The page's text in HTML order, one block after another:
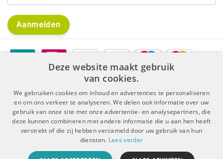
Aanmelden
Algemene voorwaarden | Disclaimer & Privacy Protocol |
Sitemap | RSS Feed
© Copyright 2026 - De Boer Dental | Realisatie
Deze website maakt gebruik
van cookies.
We gebruiken cookies om inhoud en advertenties te personaliseren
en om ons verkeer te analyseren. We delen ook informatie over uw
gebruik van onze site met onze advertentie- en analysepartners, die
deze kunnen combineren met andere informatie die u aan hen heeft
verstrekt of die zij hebben verzameld door uw gebruik van hun
diensten. Lees verder